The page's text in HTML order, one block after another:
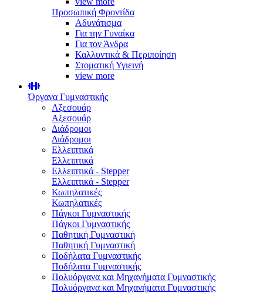
Προσωπική Φροντίδα
Αδυνάτισμα
Για την Γυναίκα
Για τον Άνδρα
Καλλυντικά & Περιποίηση
Στοματική Υγιεινή
view more
Όργανα Γυμναστικής
Αξεσουάρ
Αξεσουάρ
Διάδρομοι
Διάδρομοι
Ελλειπτικά
Ελλειπτικά
Ελλειπτικά - Stepper
Ελλειπτικά - Stepper
Κωπηλατικές
Κωπηλατικές
Πάγκοι Γυμναστικής
Πάγκοι Γυμναστικής
Παθητική Γυμναστική
Παθητική Γυμναστική
Ποδήλατα Γυμναστικής
Ποδήλατα Γυμναστικής
Πολυόργανα και Μηχανήματα Γυμναστικής
Πολυόργανα και Μηχανήματα Γυμναστικής